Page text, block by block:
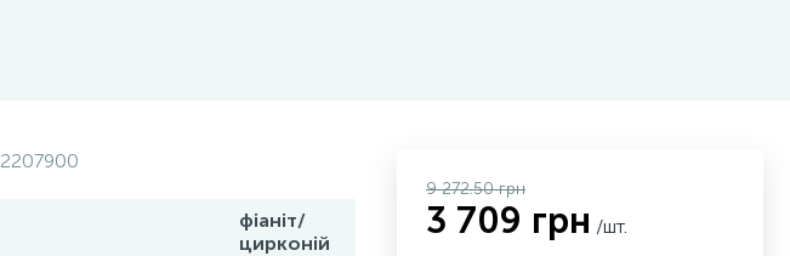
2207900
фіаніт/
цирконій
9 272.50 грн
3 709 грн /шт.